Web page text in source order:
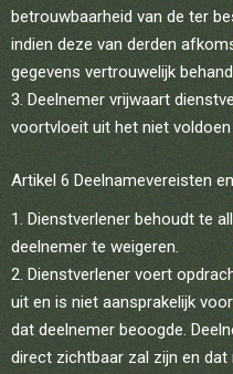
betrouwbaarheid van de ter
indien deze van derden
gegevens vertrouwelijk
Deelnemer vrijwaart
voortvloeit uit het niet
Artikel 6 Deelnamevereisten
Dienstverlener behoudt te
deelnemer te weigeren.
Dienstverlener voert
uit en is niet aansprakelijk
dat deelnemer beoogde.
direct zichtbaar zal zijn en